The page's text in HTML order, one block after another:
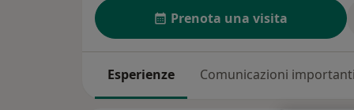
Prenota una visita
Esperienze Comunicazioni importanti